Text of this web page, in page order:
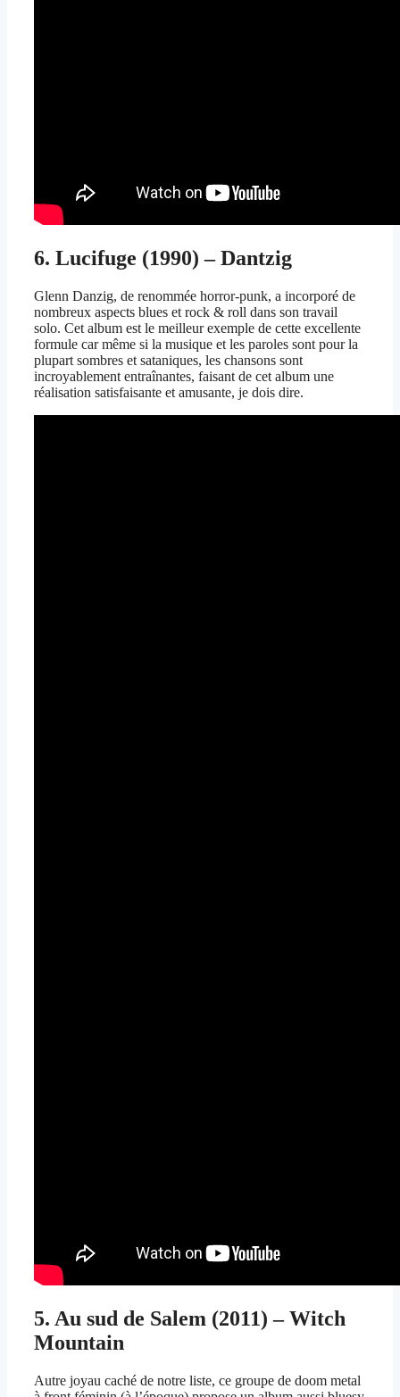
6. Lucifuge (1990) – Dantzig
Glenn Danzig, de renommée horror-punk, a incorporé de
nombreux aspects blues et rock & roll dans son travail
solo. Cet album est le meilleur exemple de cette excellente
formule car même si la musique et les paroles sont pour la
plupart sombres et sataniques, les chansons sont
incroyablement entraînantes, faisant de cet album une
réalisation satisfaisante et amusante, je dois dire.
5. Au sud de Salem (2011) – Witch
Mountain
Autre joyau caché de notre liste, ce groupe de doom metal